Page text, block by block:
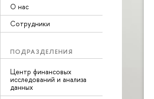
О нас
Сотрудники
ПОДРАЗДЕЛЕНИЯ
Центр финансовых
исследований и анализа
данных